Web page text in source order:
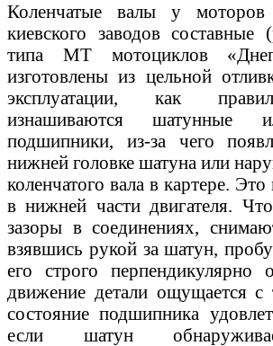
Коленчатые валы у моторов
киевского заводов
типа МТ мотоциклов
изготовлены из цельной
эксплуатации, как
изнашиваются шатунные
подшипники, из-за чего
нижней головке шатуна или
коленчатого вала в картере.
в нижней части двигателя.
зазоры в соединениях,
взявшись рукой за шатун,
его строго перпендикулярно
движение детали ощущается с
состояние подшипника
если шатун